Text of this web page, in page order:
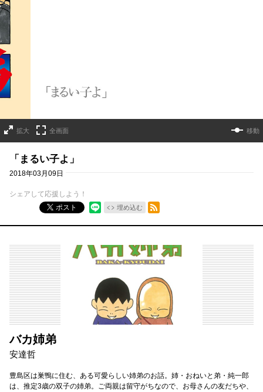
拡大 全画面 移動
「まるい子よ」
2018年03月09日
シェアして応援しよう！
ポスト
埋め込む
RSSフィード
バカ姉弟
安達哲
豊島区は巣鴨に住む、ある可愛らしい姉弟のお話。姉・おねいと弟・純一郎
は、推定3歳の双子の姉弟。ご両親は留守がちなので、お母さんの友だちや、